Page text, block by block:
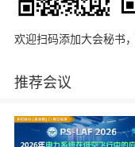
欢迎扫码添加大会秘书
推荐会议